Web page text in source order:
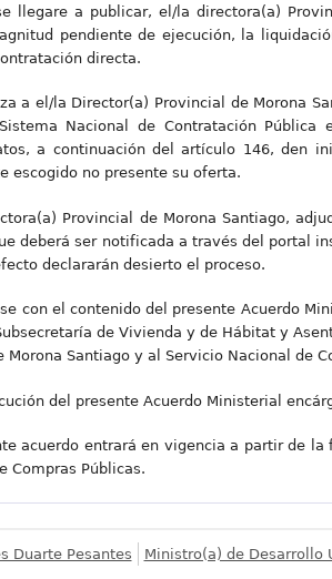
llegare a publicar, el/la directora(a)
pendiente de ejecución, la
directa.
a el/la Director(a) Provincial de Morona
Nacional de Contratación
a continuación del artículo 146, den
escogido no presente su oferta.
Provincial de Morona Santiago,
deberá ser notificada a través del portal
declararán desierto el proceso.
con el contenido del presente Acuerdo
de Vivienda y de Hábitat y
Morona Santiago y al Servicio Nacional de
del presente Acuerdo Ministerial
acuerdo entrará en vigencia a partir de
Compras Públicas.
Duarte Pesantes Ministro(a) de Desarrollo